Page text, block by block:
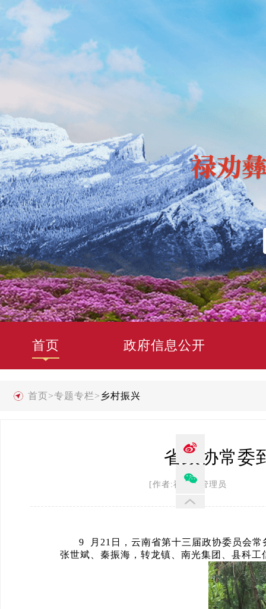
首页 政府信息公开
首页>专题专栏> 乡村振兴
省政协常委
[作者:禄劝县管理员 发
9 月21日，云南省第十三届政协委员会
张世斌、秦振海，转龙镇、南光集团、县科